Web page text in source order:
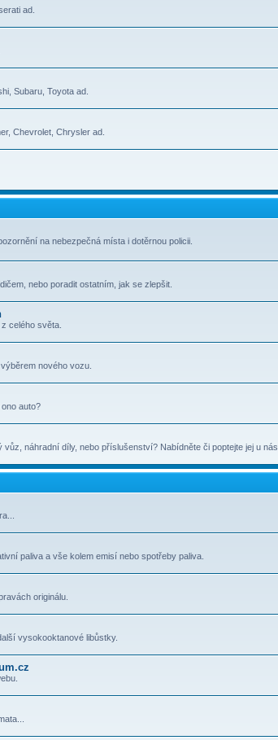
ad.
Subaru, Toyota ad.
Chevrolet, Chrysler ad.
na nebezpečná místa i dotěrnou policii.
nebo poradit ostatním, jak se zlepšit.
celého světa.
nového vozu.
auto?
vůz, náhradní díly, nebo příslušenství? Nabídněte či poptejte jej u nás.
paliva a vše kolem emisí nebo spotřeby paliva.
originálu.
vysokooktanové libůstky.